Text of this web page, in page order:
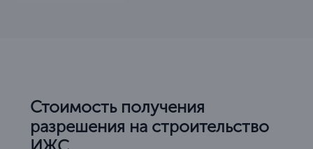
Стоимость получения
разрешения на строительство